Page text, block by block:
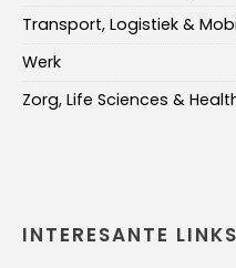
Transport, Logistiek &
Werk
Zorg, Life Sciences &
INTERESANTE LINKS